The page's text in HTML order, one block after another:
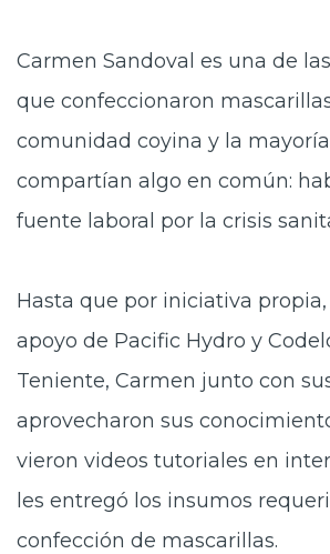
Carmen Sandoval es una de
que confeccionaron
comunidad coyina y la
compartían algo en común:
fuente laboral por la crisis
Hasta que por iniciativa propia,
apoyo de Pacific Hydro y
Teniente, Carmen junto con
aprovecharon sus
vieron videos tutoriales en
les entregó los insumos
confección de mascarillas.